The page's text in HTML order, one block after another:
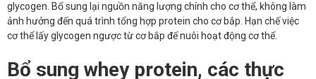
glycogen. Bổ sung lại nguồn năng lượng chính cho cơ thể, không làm
ảnh hưởng đến quá trình tổng hợp protein cho cơ bắp. Hạn chế việc
cơ thể lấy glycogen ngược từ cơ bắp để nuôi hoạt động cơ thể.
Bổ sung whey protein, các thực